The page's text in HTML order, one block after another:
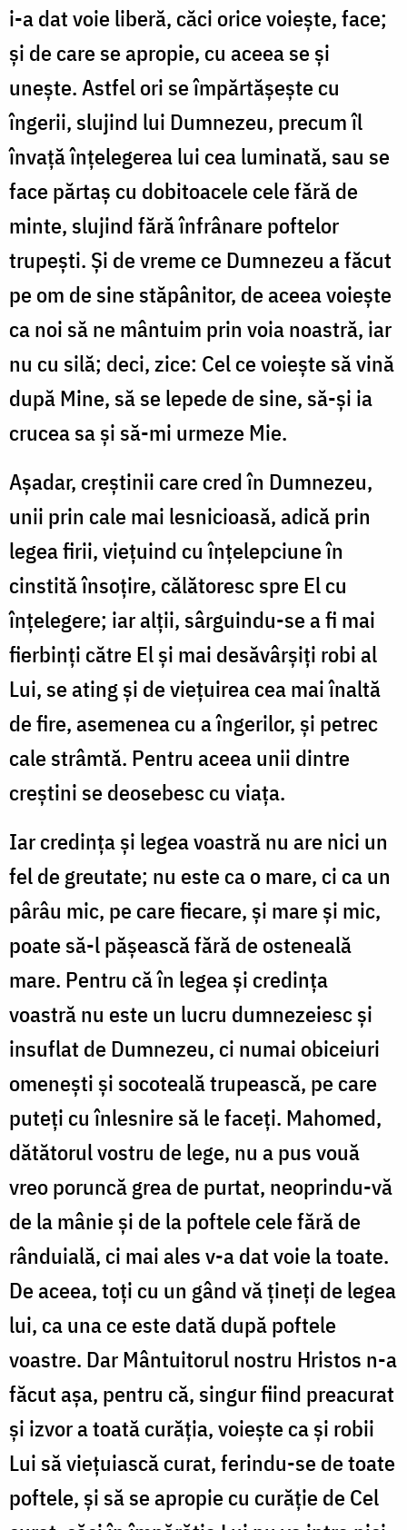
i-a dat voie liberă, căci orice voiește, face;
și de care se apropie, cu aceea se și
unește. Astfel ori se împărtășește cu
îngerii, slujind lui Dumnezeu, precum îl
învață înțelegerea lui cea luminată, sau se
face părtaș cu dobitoacele cele fără de
minte, slujind fără înfrânare poftelor
trupești. Și de vreme ce Dumnezeu a făcut
pe om de sine stăpânitor, de aceea voiește
ca noi să ne mântuim prin voia noastră, iar
nu cu silă; deci, zice: Cel ce voiește să vină
după Mine, să se lepede de sine, să-și ia
crucea sa și să-mi urmeze Mie.
Așadar, creștinii care cred în Dumnezeu,
unii prin cale mai lesnicioasă, adică prin
legea firii, viețuind cu înțelepciune în
cinstită însoțire, călătoresc spre El cu
înțelegere; iar alții, sârguindu-se a fi mai
fierbinți către El și mai desăvârșiți robi al
Lui, se ating și de viețuirea cea mai înaltă
de fire, asemenea cu a îngerilor, și petrec
cale strâmtă. Pentru aceea unii dintre
creștini se deosebesc cu viața.
Iar credința și legea voastră nu are nici un
fel de greutate; nu este ca o mare, ci ca un
pârâu mic, pe care fiecare, și mare și mic,
poate să-l pășească fără de osteneală
mare. Pentru că în legea și credința
voastră nu este un lucru dumnezeiesc și
insuflat de Dumnezeu, ci numai obiceiuri
omenești și socoteală trupească, pe care
puteți cu înlesnire să le faceți. Mahomed,
dătătorul vostru de lege, nu a pus vouă
vreo poruncă grea de purtat, neoprindu-vă
de la mânie și de la poftele cele fără de
rânduială, ci mai ales v-a dat voie la toate.
De aceea, toți cu un gând vă țineți de legea
lui, ca una ce este dată după poftele
voastre. Dar Mântuitorul nostru Hristos n-a
făcut așa, pentru că, singur fiind preacurat
și izvor a toată curăția, voiește ca și robii
Lui să viețuiască curat, ferindu-se de toate
poftele, și să se apropie cu curăție de Cel